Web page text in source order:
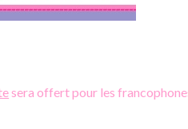
sera offert pour les